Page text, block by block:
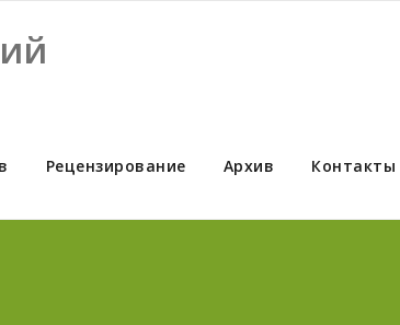
Рецензирование Архив Контакты